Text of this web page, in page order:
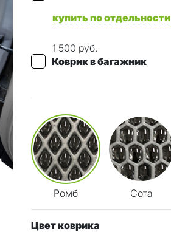
купить по отдельности
1 500 руб.
Коврик в багажник
Ромб Сота
Цвет коврика